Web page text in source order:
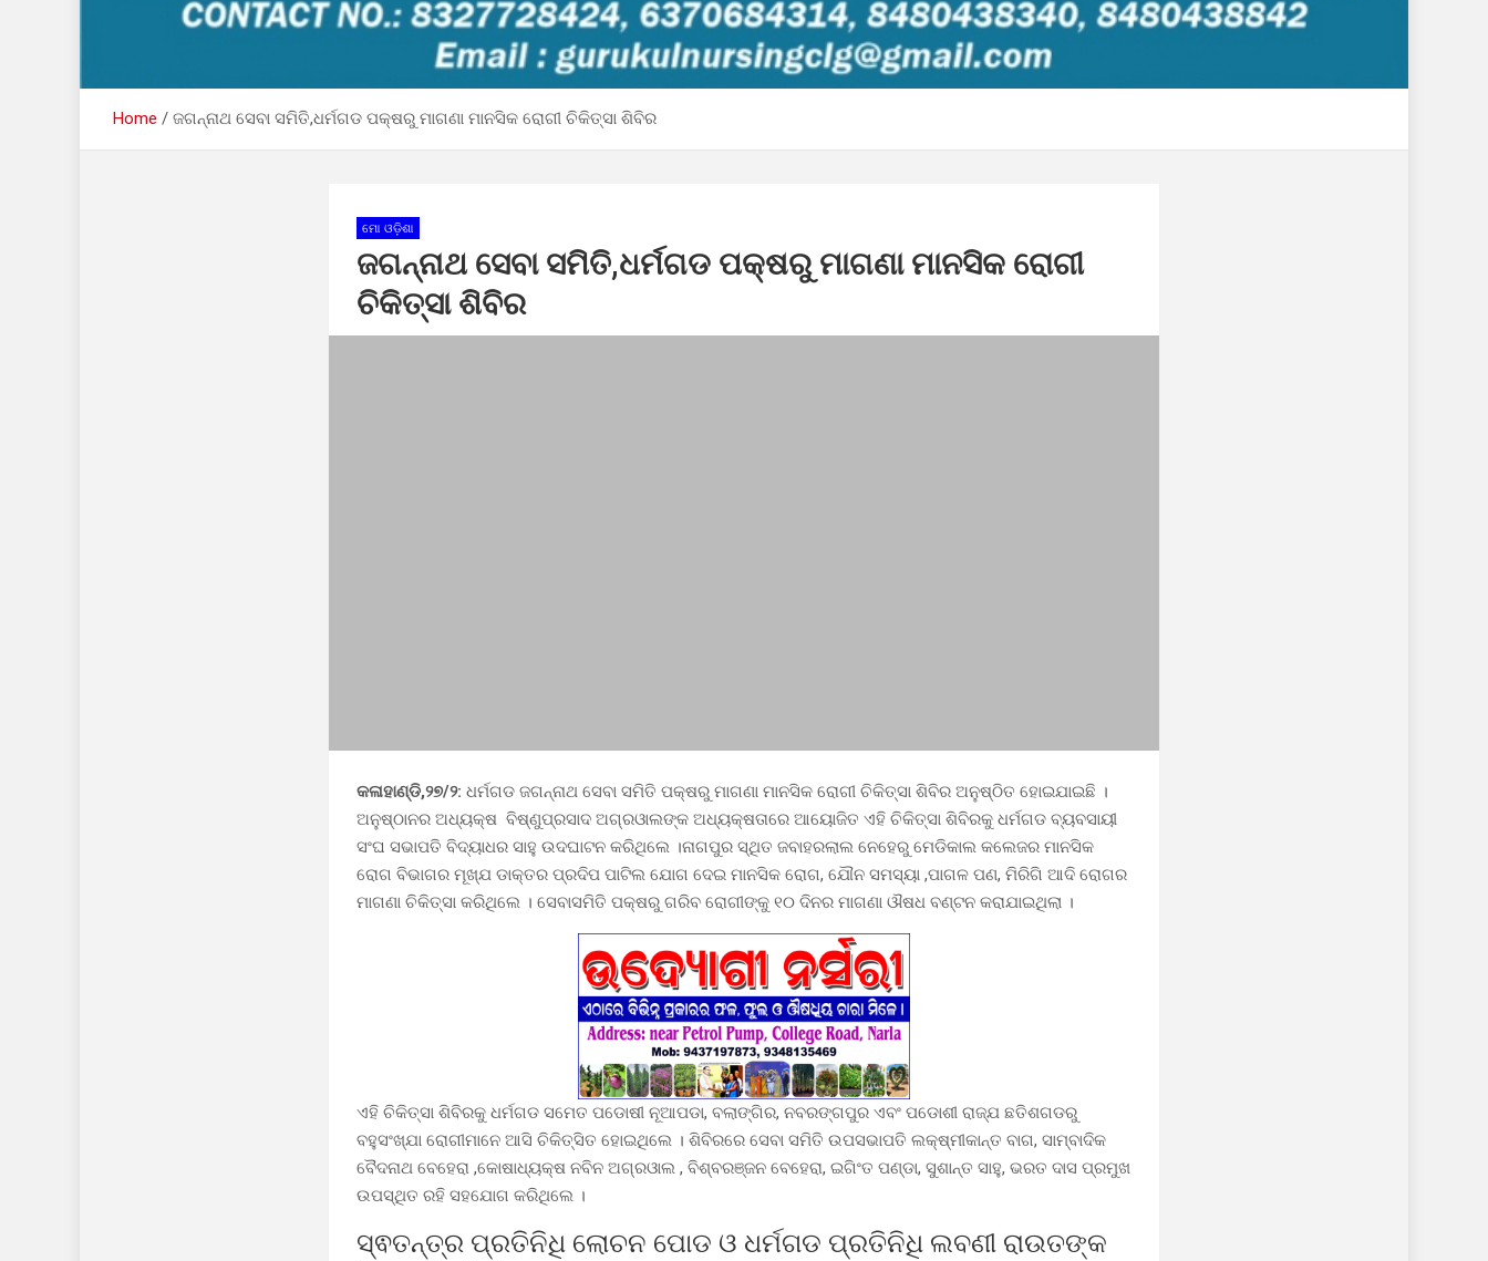
Home ଜଗନ୍ନାଥ ସେବା ସମିତି,ଧର୍ମଗଡ ପକ୍ଷରୁ ମାଗଣା ମାନସିକ ରୋଗୀ ଚିକିତ୍ସା ଶିବିର
ମୋ ଓଡ଼ିଶା
ଜଗନ୍ନାଥ ସେବା ସମିତି,ଧର୍ମଗଡ ପକ୍ଷରୁ ମାଗଣା ମାନସିକ ରୋଗୀ
ଚିକିତ୍ସା ଶିବିର
କଳାହାଣ୍ଡି,୨୭/୨: ଧର୍ମଗଡ ଜଗନ୍ନାଥ ସେବା ସମିତି ପକ୍ଷରୁ ମାଗଣା ମାନସିକ ରୋଗୀ ଚିକିତ୍ସା ଶିବିର ଅନୁଷ୍ଠିତ ହୋଇଯାଇଛି ।
ଅନୁଷ୍ଠାନର ଅଧ୍ୟକ୍ଷ ବିଷ୍ଣୁପ୍ରସାଦ ଅଗ୍ରଓାଲଙ୍କ ଅଧ୍ୟକ୍ଷତାରେ ଆୟୋଜିତ ଏହି ଚିକିତ୍ସା ଶିବିରକୁ ଧର୍ମଗଡ ବ୍ୟବସାୟୀ
ସଂଘ ସଭାପତି ବିଦ୍ୟାଧର ସାହୁ ଉଦଘାଟନ କରିଥିଲେ ।ନାଗପୁର ସ୍ଥିତ ଜବାହରଲାଲ ନେହେରୁ ମେଡିକାଲ କଲେଜର ମାନସିକ
ରୋଗ ବିଭାଗର ମୂଖ୍ଯ ଡାକ୍ତର ପ୍ରଦିପ ପାଟିଲ ଯୋଗ ଦେଇ ମାନସିକ ରୋଗ, ଯୌନ ସମସ୍ୟା ,ପାଗଳ ପଣ, ମିରିଗି ଆଦି ରୋଗର
ମାଗଣା ଚିକିତ୍ସା କରିଥିଲେ । ସେବାସମିତି ପକ୍ଷରୁ ଗରିବ ରୋଗୀଙ୍କୁ ୧୦ ଦିନର ମାଗଣା ଔଷଧ ବଣ୍ଟନ କରାଯାଇଥିଲା ।
ଏହି ଚିକିତ୍ସା ଶିବିରକୁ ଧର୍ମଗଡ ସମେତ ପଡୋଷୀ ନୂଆପଡା, ବଲାଙ୍ଗିର, ନବରଙ୍ଗପୁର ଏବଂ ପଡୋଶୀ ରାଜ୍ଯ ଛତିଶଗଡରୁ
ବହୁସଂଖ୍ଯା ରୋଗୀମାନେ ଆସି ଚିକିତ୍ସିତ ହୋଇଥିଲେ । ଶିବିରରେ ସେବା ସମିତି ଉପସଭାପତି ଲକ୍ଷ୍ମୀକାନ୍ତ ବାଗ, ସାମ୍ବାଦିକ
ବୈଦନାଥ ବେହେରା ,କୋଷାଧ୍ୟକ୍ଷ ନବିନ ଅଗ୍ରଓାଲ , ବିଶ୍ବରଞ୍ଜନ ବେହେରା, ଇଗିଂତ ପଣ୍ଡା, ସୁଶାନ୍ତ ସାହୁ, ଭରତ ଦାସ ପ୍ରମୁଖ
ଉପସ୍ଥିତ ରହି ସହଯୋଗ କରିଥିଲେ ।
ସ୍ଵତନ୍ତ୍ର ପ୍ରତିନିଧି ଲୋଚନ ପୋଡ ଓ ଧର୍ମଗଡ ପ୍ରତିନିଧି ଲବଣୀ ରାଉତଙ୍କ